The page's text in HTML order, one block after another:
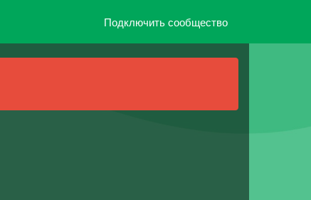
Подключить сообщество